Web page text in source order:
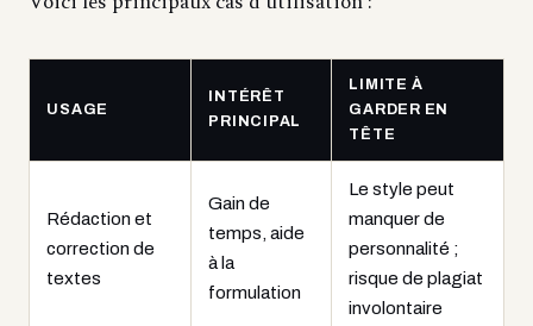
USAGE
INTÉRÊT
PRINCIPAL
LIMITE À
GARDER EN
TÊTE
Rédaction et
correction de
textes
Gain de
temps, aide
à la
formulation
Le style peut
manquer de
personnalité ;
risque de plagiat
involontaire